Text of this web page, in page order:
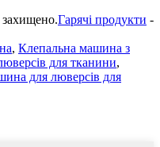
Гарячі продукти -
, Клепальна машина з
для тканини,
для люверсів для